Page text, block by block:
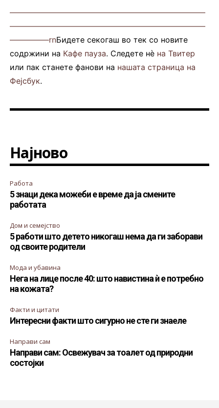
—————————————————————————
—————————————————————————
—————rnБидете секогаш во тек со новите
содржини на Кафе пауза. Следете нè на Твитер
или пак станете фанови на нашата страница на
Фејсбук.
Најново
Работа
5 знаци дека можеби е време да ја смените
работата
Дом и семејство
5 работи што детето никогаш нема да ги заборави
од своите родители
Мода и убавина
Нега на лице после 40: што навистина ѝ е потребно
на кожата?
Факти и цитати
Интересни факти што сигурно не сте ги знаеле
Направи сам
Направи сам: Освежувач за тоалет од природни
состојки